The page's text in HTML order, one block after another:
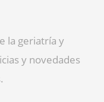
la geriatría y
y novedades